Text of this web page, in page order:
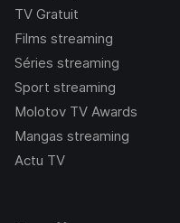
TV Gratuit
Films streaming
Séries streaming
Sport streaming
Molotov TV Awards
Mangas streaming
Actu TV